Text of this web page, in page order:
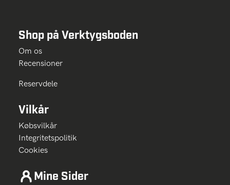
Shop på Verktygsboden
Om os
Recensioner
Reservdele
Vilkår
Købsvilkår
Integritetspolitik
Cookies
Mine Sider